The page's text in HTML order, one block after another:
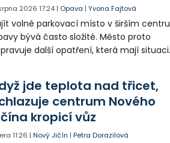
2026 17:24 | Opava |Yvona Fajtová
volné parkovací místo v širším centru
bývá často složité. Město proto
další opatření, která mají situaci
řidiče v parkovacích zónách.
jde teplota nad třicet,
centrum Nového
kropicí vůz
11:26 |Nový Jičín |Petra Dorazilová